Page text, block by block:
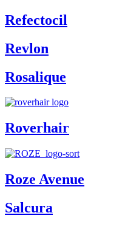
Refectocil
Revlon
Rosalique
Roverhair
Roze Avenue
Salcura